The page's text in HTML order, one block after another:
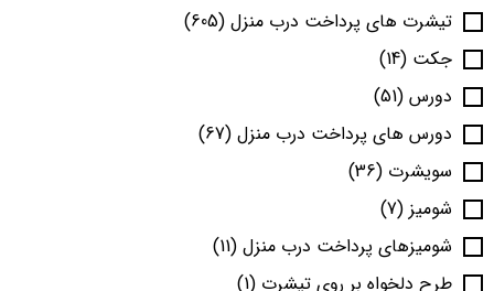
تیشرت های پرداخت درب منزل (605)
جکت (14)
دورس (51)
دورس های پرداخت درب منزل (67)
سویشرت (36)
شومیز (7)
شومیزهای پرداخت درب منزل (11)
طرح دلخواه بر روی تیشرت (1)